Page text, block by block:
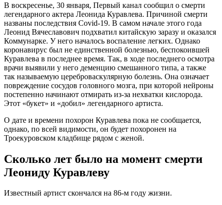
В воскресенье, 30 января, Первый канал сообщил о смерти
легендарного актера Леонида Куравлева. Причиной смерти
названы последствия Covid-19. В самом начале этого года
Леонид Вячеславович подхватил китайскую заразу и оказался
Коммунарке. У него началось воспаление легких. Однако
коронавирус был не единственной болезнью, беспокоившей
Куравлева в последнее время. Так, в ходе последнего осмотра
врачи выявили у него деменцию смешанного типа, а также
так называемую цереброваскулярную болезнь. Она означает
повреждение сосудов головного мозга, при которой нейроны
постепенно начинают отмирать из-за нехватки кислорода.
Этот «букет» и «добил» легендарного артиста.
О дате и времени похорон Куравлева пока не сообщается,
однако, по всей видимости, он будет похоронен на
Троекуровском кладбище рядом с женой.
Сколько лет было на момент смерти
Леониду Куравлеву
Известный артист скончался на 86-м году жизни.